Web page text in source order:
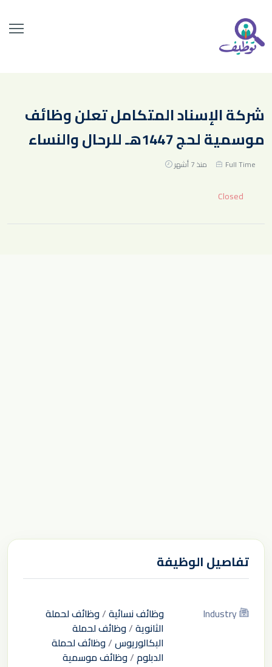
شركة الإسناد المتكامل تعلن وظائف
موسمية لحج 1447هـ للرحال والنساء
Full Time منذ 7 أشهر
Closed
تفاصيل الوظيفة
Industry وظائف نسائية/وظائف لحملة
الثانوية/وظائف لحملة
البكالوريوس/وظائف لحملة
الدبلوم/وظائف موسمية